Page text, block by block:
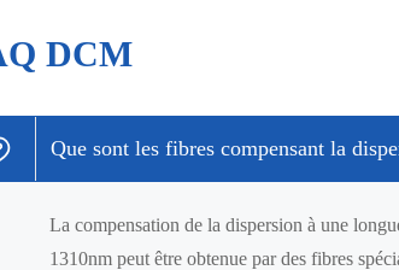
DCM
Que sont les fibres compensant la
La compensation de la dispersion à une
1310nm peut être obtenue par des fibres